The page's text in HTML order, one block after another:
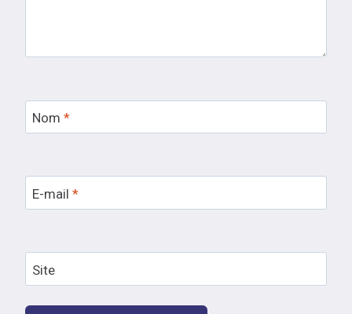
Nom *
E-mail *
Site